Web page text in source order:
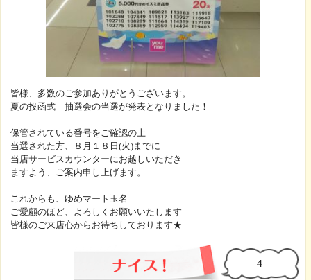
夏の投函式 抽選会の当選が発表となりました！
保管されている番号をご確認の上
当店サービスカウンターにお越しいただき
ますよう、ご案内申し上げます。